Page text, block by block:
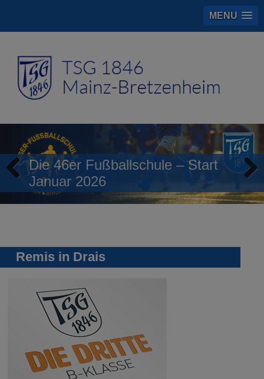
MENU
Die 46er Fußballschule – Start
Januar 2026
Previous
Remis in Drais